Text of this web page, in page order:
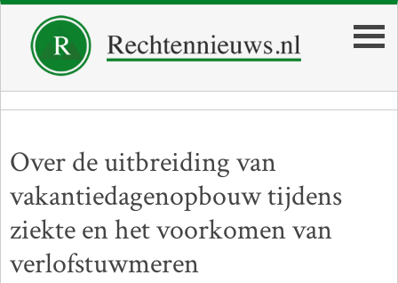
Over de uitbreiding van
vakantiedagenopbouw tijdens
ziekte en het voorkomen van
verlofstuwmeren